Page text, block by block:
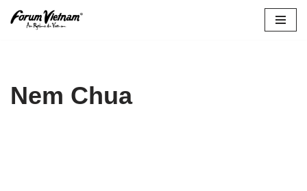
Nem Chua